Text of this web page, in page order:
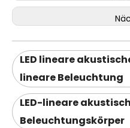
LED lineare
lineare Beleuchtung
LED-lineare
Beleuchtungskörper